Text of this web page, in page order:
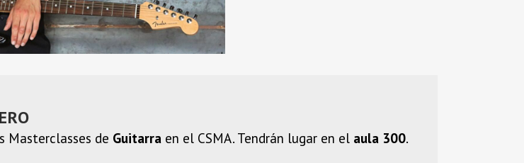
Masterclasses de Guitarra en el CSMA. Tendrán lugar en el aula 300.